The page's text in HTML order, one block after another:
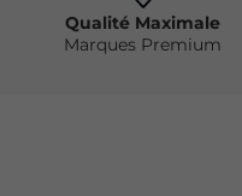
Qualité Maximale
Marques Premium